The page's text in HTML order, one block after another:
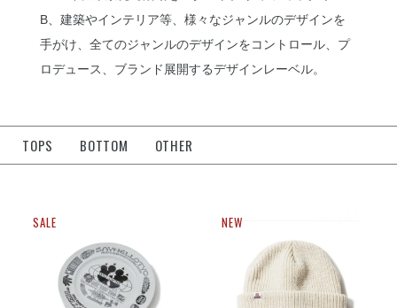
B、建築やインテリア等、様々なジャンルのデザインを
手がけ、全てのジャンルのデザインをコントロール、プ
ロデュース、ブランド展開するデザインレーベル。
TOPS BOTTOM OTHER
SALE NEW